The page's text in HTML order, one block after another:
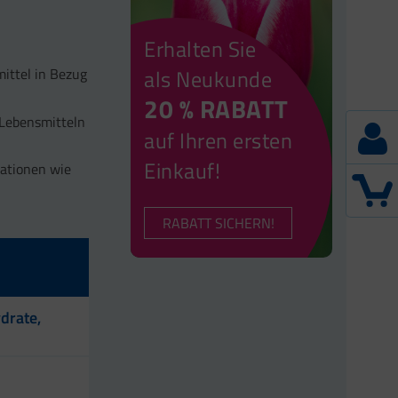
in Bezug
wie
Erhalten Sie
als Neukunde
20 % RABATT
auf Ihren ersten
Einkauf!
RABATT SICHERN!